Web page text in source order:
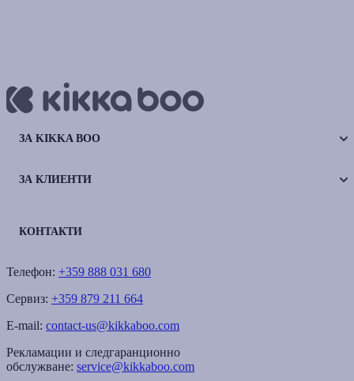
ЗА KIKKA BOO
ЗА КЛИЕНТИ
КОНТАКТИ
Телефон: +359 888 031 680
Сервиз: +359 879 211 664
E-mail: contact-us@kikkaboo.com
Рекламации и следгаранционно
обслужване: service@kikkaboo.com